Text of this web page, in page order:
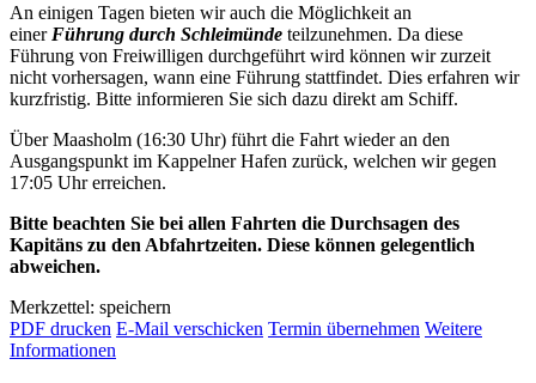
An einigen Tagen bieten wir auch die Möglichkeit an
einer Führung durch Schleimünde teilzunehmen. Da diese
Führung von Freiwilligen durchgeführt wird können wir zurzeit
nicht vorhersagen, wann eine Führung stattfindet. Dies erfahren wir
kurzfristig. Bitte informieren Sie sich dazu direkt am Schiff.
Über Maasholm (16:30 Uhr) führt die Fahrt wieder an den
Ausgangspunkt im Kappelner Hafen zurück, welchen wir gegen
17:05 Uhr erreichen.
Bitte beachten Sie bei allen Fahrten die Durchsagen des
Kapitäns zu den Abfahrtzeiten. Diese können gelegentlich
abweichen.
Merkzettel: speichern
PDF drucken E-Mail verschicken Termin übernehmen Weitere
Informationen